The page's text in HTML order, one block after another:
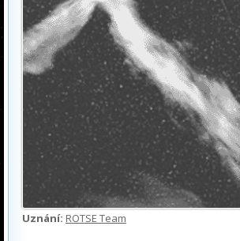
Uznání: ROTSE Team